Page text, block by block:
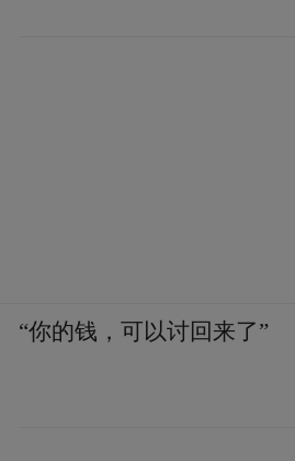
“你的钱，可以讨回来了”